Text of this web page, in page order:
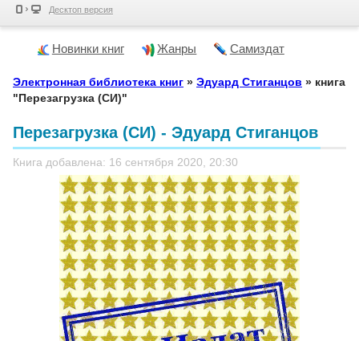
Десктоп версия
Новинки книг Жанры Самиздат
Электронная библиотека книг » Эдуард Стиганцов » книга
"Перезагрузка (СИ)"
Перезагрузка (СИ) - Эдуард Стиганцов
Книга добавлена: 16 сентября 2020, 20:30